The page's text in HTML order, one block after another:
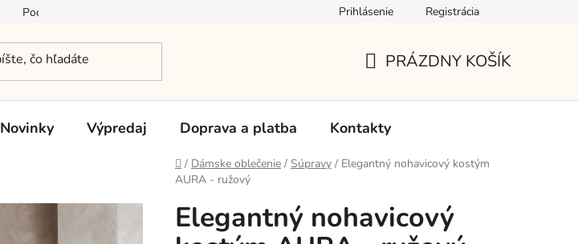
Podmienky ochrany osobných údajov Používanie súborov Cookies Reklamačný poriadok
Prihlásenie Registrácia
KOŠÍK
PRÁZDNY KOŠÍK
Novinky Výpredaj Doprava a platba Kontakty
Domov
/ Dámske oblečenie / Súpravy / Elegantný nohavicový kostým
AURA - ružový
Elegantný nohavicový